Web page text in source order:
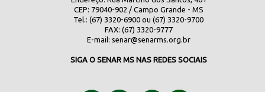
CEP: 79040-902 / Campo Grande - MS
Tel.: (67) 3320-6900 ou (67) 3320-9700
FAX: (67) 3320-9777
E-mail: senar@senarms.org.br
SIGA O SENAR MS NAS REDES SOCIAIS